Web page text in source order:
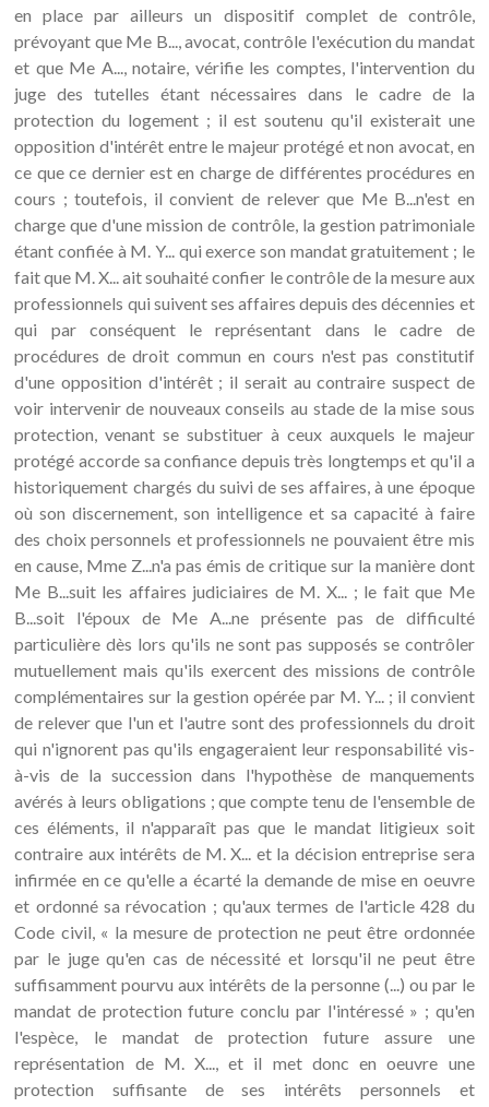
en place par ailleurs un dispositif complet de contrôle,
prévoyant que Me B..., avocat, contrôle l'exécution du mandat
et que Me A..., notaire, vérifie les comptes, l'intervention du
juge des tutelles étant nécessaires dans le cadre de la
protection du logement ; il est soutenu qu'il existerait une
opposition d'intérêt entre le majeur protégé et non avocat, en
ce que ce dernier est en charge de différentes procédures en
cours ; toutefois, il convient de relever que Me B...n'est en
charge que d'une mission de contrôle, la gestion patrimoniale
étant confiée à M. Y... qui exerce son mandat gratuitement ; le
fait que M. X... ait souhaité confier le contrôle de la mesure aux
professionnels qui suivent ses affaires depuis des décennies et
qui par conséquent le représentant dans le cadre de
procédures de droit commun en cours n'est pas constitutif
d'une opposition d'intérêt ; il serait au contraire suspect de
voir intervenir de nouveaux conseils au stade de la mise sous
protection, venant se substituer à ceux auxquels le majeur
protégé accorde sa confiance depuis très longtemps et qu'il a
historiquement chargés du suivi de ses affaires, à une époque
où son discernement, son intelligence et sa capacité à faire
des choix personnels et professionnels ne pouvaient être mis
en cause, Mme Z...n'a pas émis de critique sur la manière dont
Me B...suit les affaires judiciaires de M. X... ; le fait que Me
B...soit l'époux de Me A...ne présente pas de difficulté
particulière dès lors qu'ils ne sont pas supposés se contrôler
mutuellement mais qu'ils exercent des missions de contrôle
complémentaires sur la gestion opérée par M. Y... ; il convient
de relever que l'un et l'autre sont des professionnels du droit
qui n'ignorent pas qu'ils engageraient leur responsabilité vis-
à-vis de la succession dans l'hypothèse de manquements
avérés à leurs obligations ; que compte tenu de l'ensemble de
ces éléments, il n'apparaît pas que le mandat litigieux soit
contraire aux intérêts de M. X... et la décision entreprise sera
infirmée en ce qu'elle a écarté la demande de mise en oeuvre
et ordonné sa révocation ; qu'aux termes de l'article 428 du
Code civil, « la mesure de protection ne peut être ordonnée
par le juge qu'en cas de nécessité et lorsqu'il ne peut être
suffisamment pourvu aux intérêts de la personne (...) ou par le
mandat de protection future conclu par l'intéressé » ; qu'en
l'espèce, le mandat de protection future assure une
représentation de M. X..., et il met donc en oeuvre une
protection suffisante de ses intérêts personnels et